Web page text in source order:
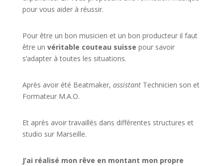
pour vous aider à réussir.
Pour être un bon musicien et un bon producteur il faut
être un véritable couteau suisse pour savoir
s’adapter à toutes les situations.
Après avoir été Beatmaker, assistant Technicien son et
Formateur M.A.O.
Et après avoir travaillés dans différentes structures et
studio sur Marseille.
J’ai réalisé mon rêve en montant mon propre